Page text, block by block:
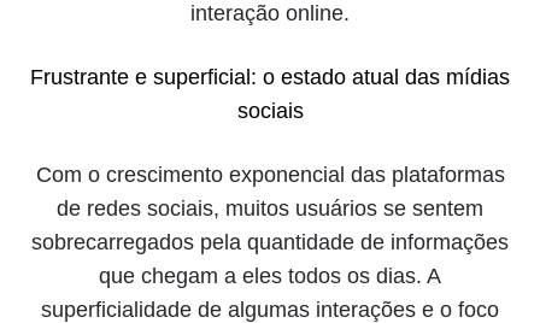
interação online.
Frustrante e superficial: o estado atual das mídias
sociais
Com o crescimento exponencial das plataformas
de redes sociais, muitos usuários se sentem
sobrecarregados pela quantidade de informações
que chegam a eles todos os dias. A
superficialidade de algumas interações e o foco